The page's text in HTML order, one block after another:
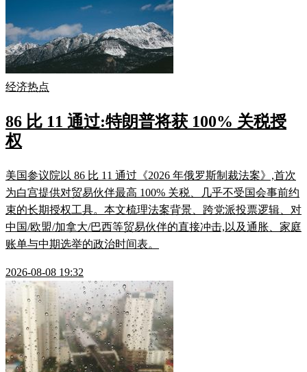
经济热点
86 比 11 通过:特朗普将获 100% 关税授
权
美国参议院以 86 比 11 通过《2026 年俄罗斯制裁法案》,首次
为白宫提供对贸易伙伴最高 100% 关税、几乎不受国会事前约
束的长期授权工具。本文梳理法案背景、跨党派投票逻辑、对
中国/欧盟/加拿大/巴西等贸易伙伴的直接冲击,以及通胀、家庭
账单与中期选举的政治时间表。
2026-08-08 19:32